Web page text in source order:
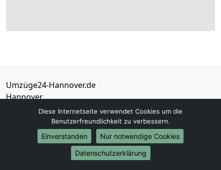
Umzüge24-Hannover.de
Hannover
01579-2482312
info@umzuege24-hannover.de
Mo - Sa: 07:00 - 18:00 Uhr
Diese Internetseite verwendet Cookies um die
Benutzerfreundlichkeit zu verbessern.
Einverstanden
Nur notwendige Cookies
Datenschutzerklärung